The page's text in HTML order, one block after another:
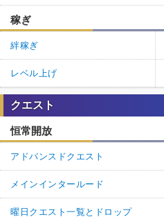
稼ぎ
絆稼ぎ
レベル上げ
クエスト
恒常開放
アドバンスドクエスト
メインインタールード
曜日クエスト一覧とドロップ